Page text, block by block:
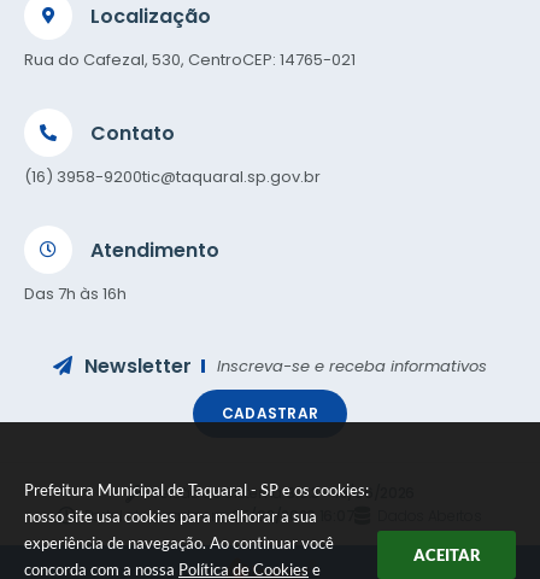
Prefeitura Municipal de Taquaral - SP e os cookies:
nosso site usa cookies para melhorar a sua
experiência de navegação. Ao continuar você
concorda com a nossa Política de Cookies e
ACEITAR
Localização
Rua do Cafezal, 530, CentroCEP: 14765-021
Contato
(16) 3958-9200tic@taquaral.sp.gov.br
Atendimento
Das 7h às 16h
Newsletter Inscreva-se e receba informativos
CADASTRAR
Versão do Sistema:3.5.3 - 19/06/2026
Portal atualizado em:05/08/2026 16:07